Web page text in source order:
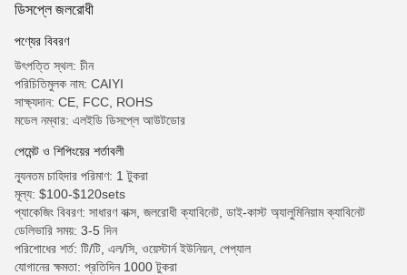
ডিসপ্লে জলরোধী
পণ্যের বিবরণ
উৎপত্তি স্থল: চীন
পরিচিতিমুলক নাম: CAIYI
সাক্ষ্যদান: CE, FCC, ROHS
মডেল নম্বার: এলইডি ডিসপ্লে আউটডোর
পেমেন্ট ও শিপিংয়ের শর্তাবলী
ন্যূনতম চাহিদার পরিমাণ: 1 টুকরা
মূল্য: $100-$120sets
প্যাকেজিং বিবরণ: সাধারণ বাক্স, জলরোধী ক্যাবিনেট, ডাই-কাস্ট অ্যালুমিনিয়াম ক্যাবিনেট
ডেলিভারি সময়: 3-5 দিন
পরিশোধের শর্ত: টি/টি, এল/সি, ওয়েস্টার্ন ইউনিয়ন, পেপ্যাল
যোগানের ক্ষমতা: প্রতিদিন 1000 টুকরা